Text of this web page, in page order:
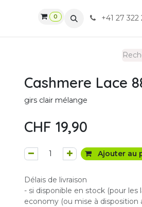
CGV 0 +41 27 322
Cashmere Lace
girs clair mélange
CHF 19,90
Ajouter au
Délais de livraison
- si disponible en stock (pour les
economy (ou mise à disposition